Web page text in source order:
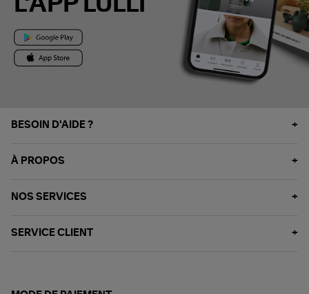
BESOIN D'AIDE ?
À PROPOS
NOS SERVICES
SERVICE CLIENT